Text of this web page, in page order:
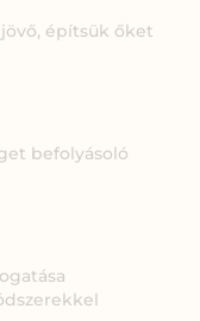
építsük őket
befolyásoló